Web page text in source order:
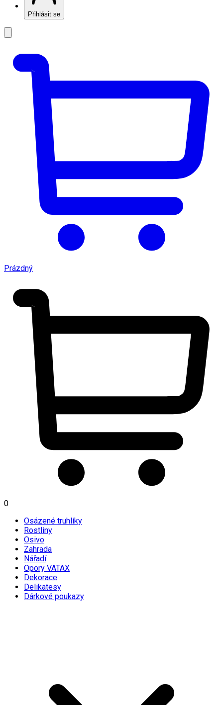
Přihlásit se
Prázdný
0
Osázené truhlíky
Rostliny
Osivo
Zahrada
Nářadí
Opory VATAX
Dekorace
Delikatesy
Dárkové poukazy